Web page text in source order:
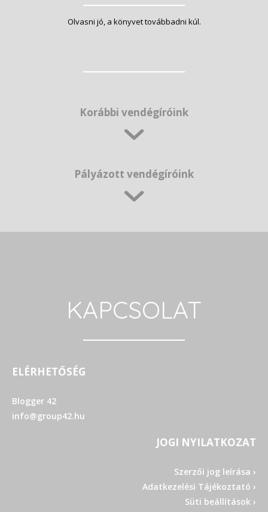
Olvasni jó, a könyvet továbbadni kúl.
Korábbi vendégíróink
Pályázott vendégíróink
KAPCSOLAT
ELÉRHETŐSÉG
Blogger 42
info@group42.hu
JOGI NYILATKOZAT
Szerzői jog leírása ›
Adatkezelési Tájékoztató ›
Süti beállítások ›